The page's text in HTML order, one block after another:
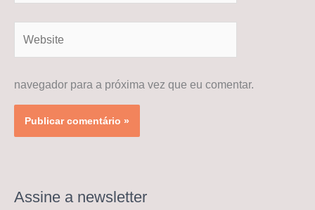
navegador para a próxima vez que eu comentar.
Assine a newsletter